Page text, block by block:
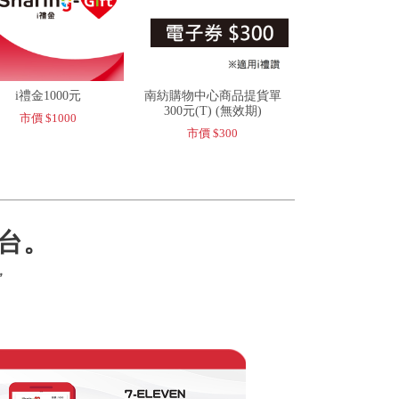
i禮金1000元
市價 $1000
南紡購物中心商品提貨單
300元(T) (無效期)
市價 $300
。